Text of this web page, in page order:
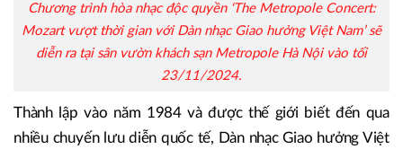
Chương trình hòa nhạc độc quyền ‘The Metropole Concert:
Mozart vượt thời gian với Dàn nhạc Giao hưởng Việt Nam’ sẽ
diễn ra tại sân vườn khách sạn Metropole Hà Nội vào tối
23/11/2024.
Thành lập vào năm 1984 và được thế giới biết đến qua
nhiều chuyến lưu diễn quốc tế, Dàn nhạc Giao hưởng Việt